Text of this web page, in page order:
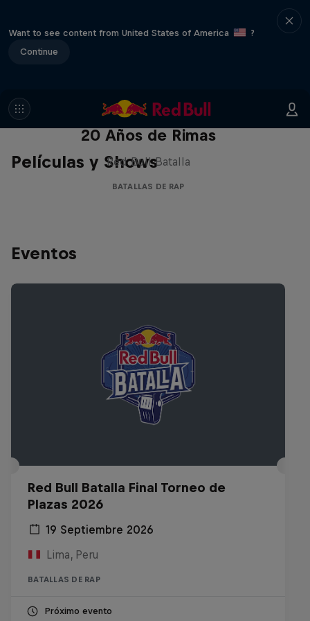
Want to see content from United States of America
?
Continue
Películas y Shows
Red Bull Batalla Nueva Historia:
20 Años de Rimas
Red Bull Batalla
BATALLAS DE RAP
Eventos
Red Bull Batalla Final Torneo de
Plazas 2026
19 Septiembre 2026
Lima, Peru
BATALLAS DE RAP
Próximo evento